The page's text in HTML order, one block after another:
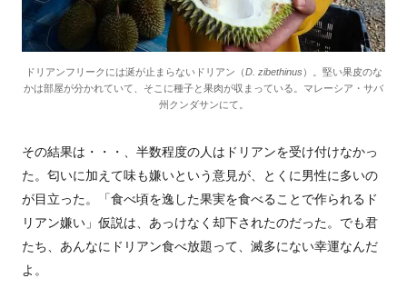
ドリアンフリークには涎が止まらないドリアン（D. zibethinus ）。堅い果皮のな
かは部屋が分かれていて、そこに種子と果肉が収まっている。マレーシア・サバ
州クンダサンにて。
その結果は・・・、半数程度の人はドリアンを受け付けなかっ
た。匂いに加えて味も嫌いという意見が、とくに男性に多いの
が目立った。「食べ頃を逸した果実を食べることで作られるド
リアン嫌い」仮説は、あっけなく却下されたのだった。でも君
たち、あんなにドリアン食べ放題って、滅多にない幸運なんだ
よ。